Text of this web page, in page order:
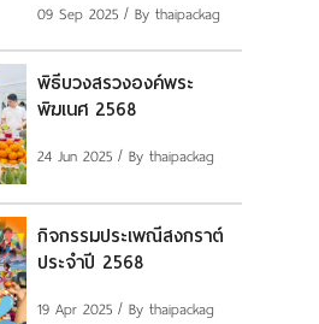
09 Sep 2025 / By thaipackag
พิธีบวงสรวงองค์พระ
พิฆเนศ 2568
24 Jun 2025 / By thaipackag
กิจกรรมประเพณีสงกราต์
ประจำปี 2568
19 Apr 2025 / By thaipackag